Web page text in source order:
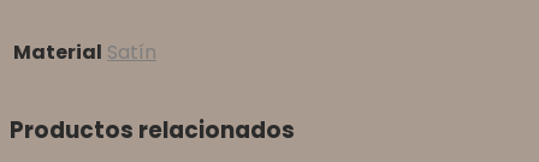
Material Satín
Productos relacionados